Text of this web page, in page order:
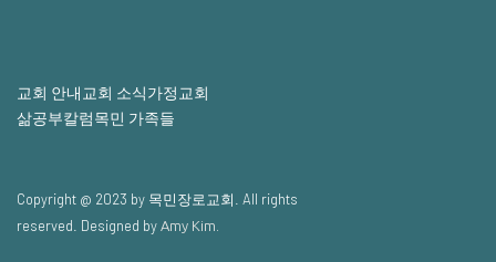
교회 안내 교회 소식가정교회
삶공부칼럼목민 가족들
Copyright @ 2023 by 목민장로교회. All rights
reserved. Designed by Amy Kim.